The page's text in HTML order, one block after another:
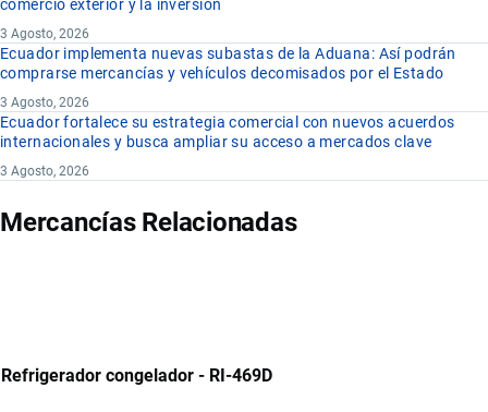
comercio exterior y la inversión
3 Agosto, 2026
Ecuador implementa nuevas subastas de la Aduana: Así podrán
comprarse mercancías y vehículos decomisados por el Estado
3 Agosto, 2026
Ecuador fortalece su estrategia comercial con nuevos acuerdos
internacionales y busca ampliar su acceso a mercados clave
3 Agosto, 2026
Mercancías Relacionadas
Refrigerador congelador - RI-469D